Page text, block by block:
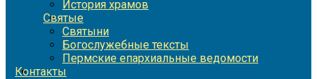
История храмов
Святые
Святыни
Богослужебные тексты
Пермские епархиальные ведомости
Контакты